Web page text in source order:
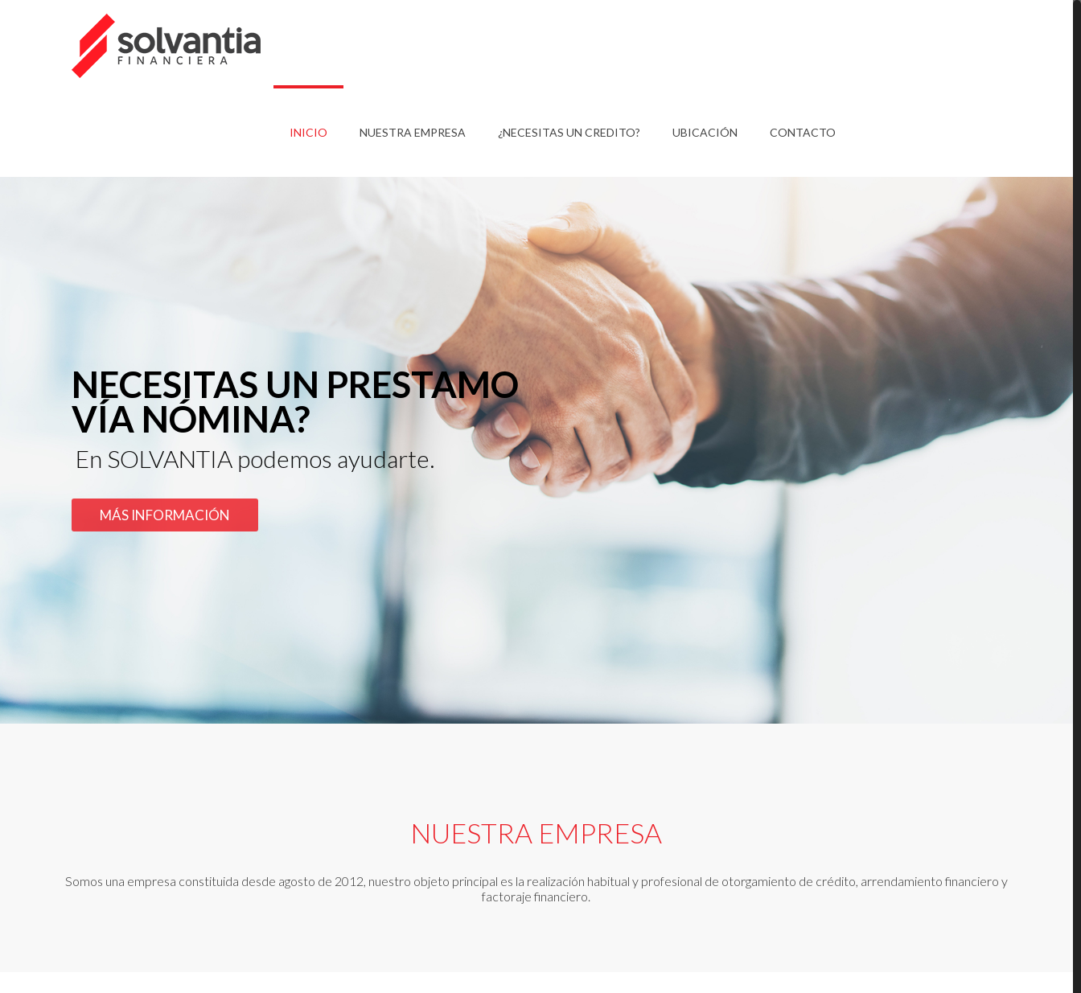
INICIO NUESTRA EMPRESA ¿NECESITAS UN CREDITO? UBICACIÓN CONTACTO
NECESITAS UN PRESTAMO
VÍA NÓMINA?
En SOLVANTIA podemos ayudarte.
MÁS INFORMACIÓN
NUESTRA EMPRESA
Somos una empresa constituida desde agosto de 2012, nuestro objeto principal es la realización habitual y profesional de otorgamiento de crédito, arrendamiento financiero y
factoraje financiero.